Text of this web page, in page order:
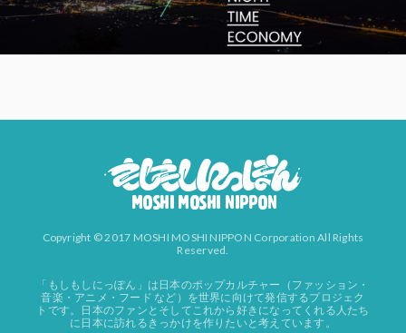
Copyright © 2017 MOSHI MOSHI NIPPON Corporation All Rights
Reserved.
「もしもしにっぽん」は日本のポップカルチャー（ファッション・
音楽・アニメ・フード など）を世界に向けて発信するプロジェク
トです。日本のファンとそしてこれから好きになってくれる人たち
に日本に訪れるきっかけを作りたいと考えています。